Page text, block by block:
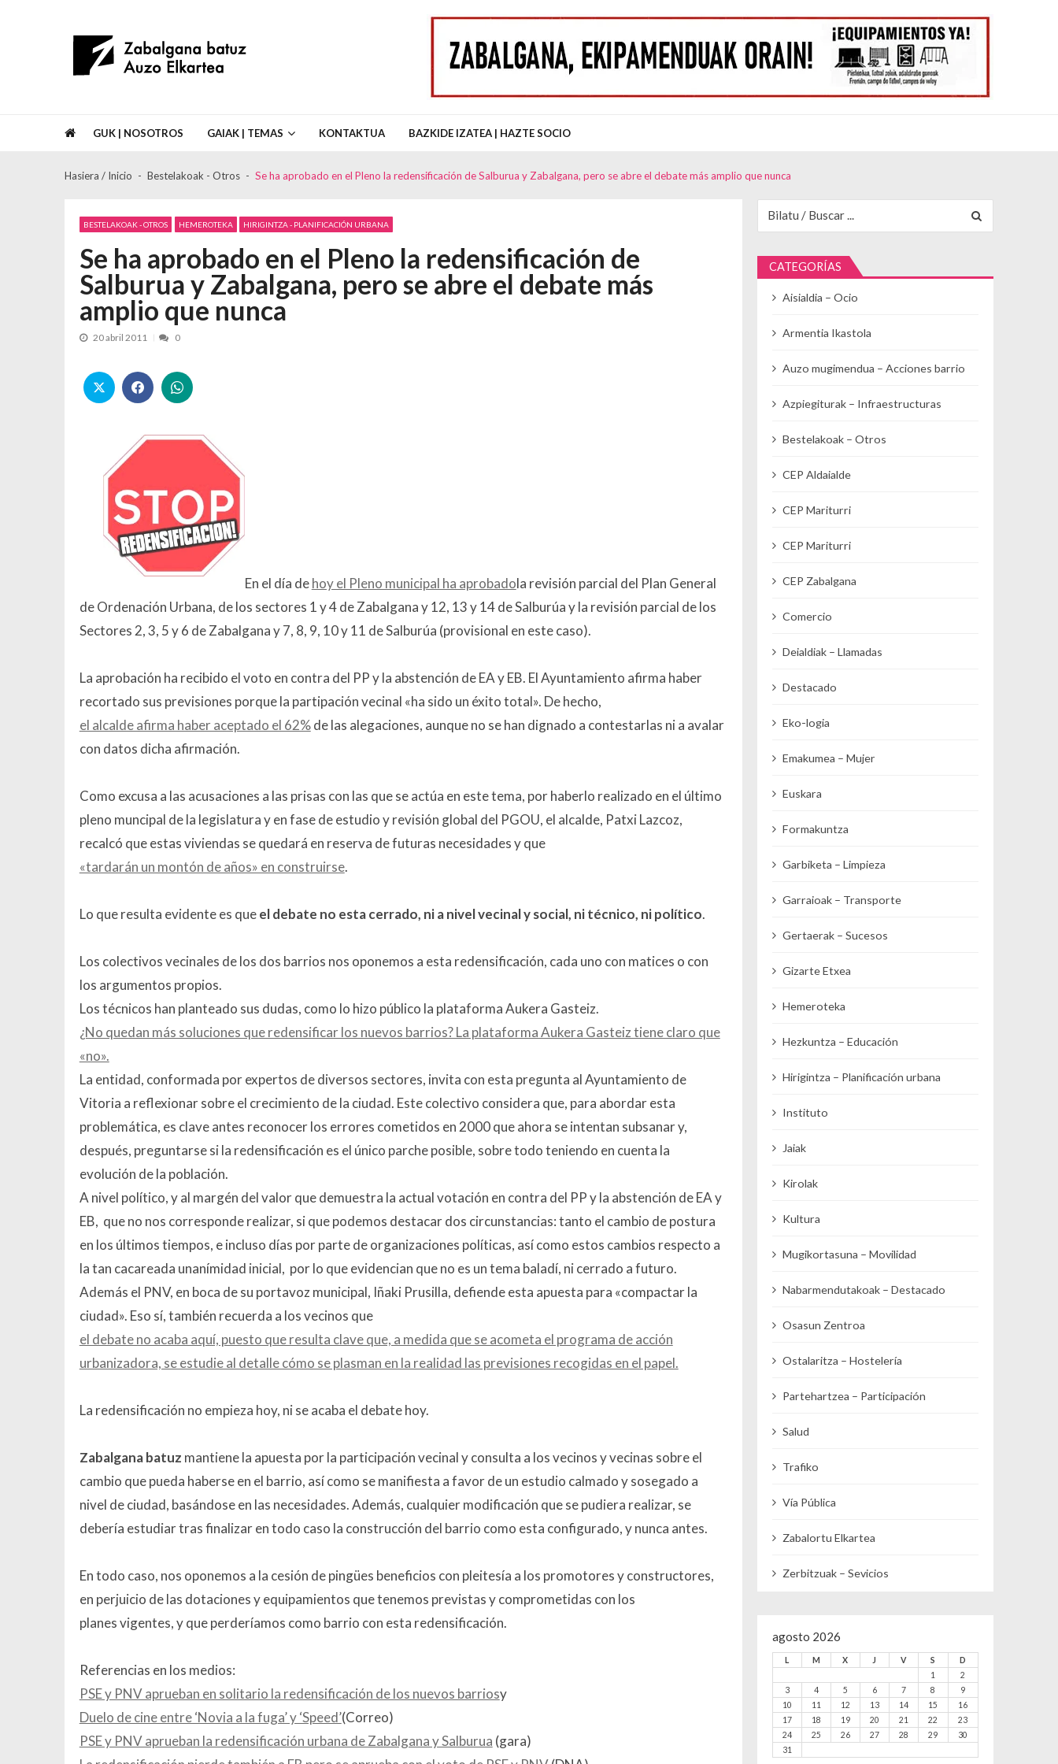
Asociación de Vecinos Zabalgana Batuz Auzo Elkartea
GUK | NOSOTROS GAIAK | TEMAS KONTAKTUA BAZKIDE IZATEA | HAZTE SOCIO
Hasiera / Inicio Bestelakoak - Otros Se ha aprobado en el Pleno la redensificación de Salburua y Zabalgana, pero se abre el debate más amplio que nunca
BESTELAKOAK - OTROS HEMEROTEKA HIRIGINTZA - PLANIFICACIÓN URBANA
Se ha aprobado en el Pleno la redensificación de
Salburua y Zabalgana, pero se abre el debate más
amplio que nunca
20 abril 2011 0
En el día dehoy el Pleno municipal ha aprobadola revisión parcial del Plan General
de Ordenación Urbana, de los sectores 1 y 4 de Zabalgana y 12, 13 y 14 de Salburúa y la revisión parcial de los
Sectores 2, 3, 5 y 6 de Zabalgana y 7, 8, 9, 10 y 11 de Salburúa (provisional en este caso).
La aprobación ha recibido el voto en contra del PP y la abstención de EA y EB. El Ayuntamiento afirma haber
recortado sus previsiones porque la partipación vecinal «ha sido un éxito total». De hecho,
el alcalde afirma haber aceptado el 62%de las alegaciones, aunque no se han dignado a contestarlas ni a avalar
con datos dicha afirmación.
Como excusa a las acusaciones a las prisas con las que se actúa en este tema, por haberlo realizado en el último
pleno muncipal de la legislatura y en fase de estudio y revisión global del PGOU, el alcalde, Patxi Lazcoz,
recalcó que estas viviendas se quedará en reserva de futuras necesidades y que
«tardarán un montón de años» en construirse.
Lo que resulta evidente es queel debate no esta cerrado, ni a nivel vecinal y social, ni técnico, ni político.
Los colectivos vecinales de los dos barrios nos oponemos a esta redensificación, cada uno con matices o con
los argumentos propios.
Los técnicos han planteado sus dudas, como lo hizo público la plataforma Aukera Gasteiz.
¿No quedan más soluciones que redensificar los nuevos barrios? La plataforma Aukera Gasteiz tiene claro que
«no».
La entidad, conformada por expertos de diversos sectores, invita con esta pregunta al Ayuntamiento de
Vitoria a reflexionar sobre el crecimiento de la ciudad. Este colectivo considera que, para abordar esta
problemática, es clave antes reconocer los errores cometidos en 2000 que ahora se intentan subsanar y,
después, preguntarse si la redensificación es el único parche posible, sobre todo teniendo en cuenta la
evolución de la población.
A nivel político, y al margén del valor que demuestra la actual votación en contra del PP y la abstención de EA y
EB, que no nos corresponde realizar, si que podemos destacar dos circunstancias: tanto el cambio de postura
en los últimos tiempos, e incluso días por parte de organizaciones políticas, así como estos cambios respecto a
la tan cacareada unanímidad inicial, por lo que evidencian que no es un tema baladí, ni cerrado a futuro.
Además el PNV, en boca de su portavoz municipal, Iñaki Prusilla, defiende esta apuesta para «compactar la
ciudad». Eso sí, también recuerda a los vecinos que
el debate no acaba aquí, puesto que resulta clave que, a medida que se acometa el programa de acción
urbanizadora, se estudie al detalle cómo se plasman en la realidad las previsiones recogidas en el papel.
La redensificación no empieza hoy, ni se acaba el debate hoy.
Zabalgana batuz mantiene la apuesta por la participación vecinal y consulta a los vecinos y vecinas sobre el
cambio que pueda haberse en el barrio, así como se manifiesta a favor de un estudio calmado y sosegado a
nivel de ciudad, basándose en las necesidades. Además, cualquier modificación que se pudiera realizar, se
debería estudiar tras finalizar en todo caso la construcción del barrio como esta configurado, y nunca antes.
En todo caso, nos oponemos a la cesión de pingües beneficios con pleitesía a los promotores y constructores,
en perjuicio de las dotaciones y equipamientos que tenemos previstas y comprometidas con los
planes vigentes, y que perderíamos como barrio con esta redensificación.
Referencias en los medios:
PSE y PNV aprueban en solitario la redensificación de los nuevos barriosy
Duelo de cine entre ‘Novia a la fuga’ y ‘Speed’(Correo)
PSE y PNV aprueban la redensificación urbana de Zabalgana y Salburua (gara)
CATEGORÍAS
Aisialdia – Ocio
Armentia Ikastola
Auzo mugimendua – Acciones barrio
Azpiegiturak – Infraestructuras
Bestelakoak – Otros
CEP Aldaialde
CEP Mariturri
CEP Mariturri
CEP Zabalgana
Comercio
Deialdiak – Llamadas
Destacado
Eko-logia
Emakumea – Mujer
Euskara
Formakuntza
Garbiketa – Limpieza
Garraioak – Transporte
Gertaerak – Sucesos
Gizarte Etxea
Hemeroteka
Hezkuntza – Educación
Hirigintza – Planificación urbana
Instituto
Jaiak
Kirolak
Kultura
Mugikortasuna – Movilidad
Nabarmendutakoak – Destacado
Osasun Zentroa
Ostalaritza – Hostelería
Partehartzea – Participación
Salud
Trafiko
Vía Pública
Zabalortu Elkartea
Zerbitzuak – Sevicios
agosto 2026
L M X J V S
D
1
2
3
4 5 6 7 8
9
10
11 12 13 14 15
16
17
18 19 20 21 22
23
24
25 26 27 28 29
30
31